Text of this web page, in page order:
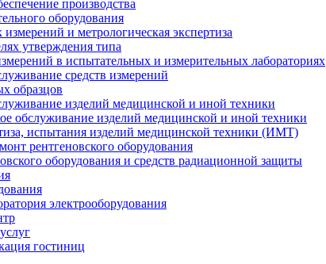
производства
оборудования
измерений и метрологическая экспертиза
утверждения типа
в испытательных и измерительных лабораториях
средств измерений
образцов
изделий медицинской и иной техники
обслуживание изделий медицинской и иной техники
испытания изделий медицинской техники (ИМТ)
рентгеновского оборудования
оборудования и средств радиационной защиты
электрооборудования
гостиниц